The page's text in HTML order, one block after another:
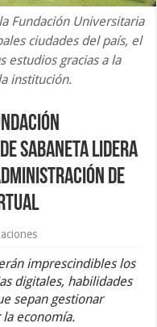
Fundación Universitaria
ciudades del país, el
estudios gracias a la
institución.
Sabaneta lidera
de
imprescindibles los
digitales, habilidades
sepan gestionar
economía.